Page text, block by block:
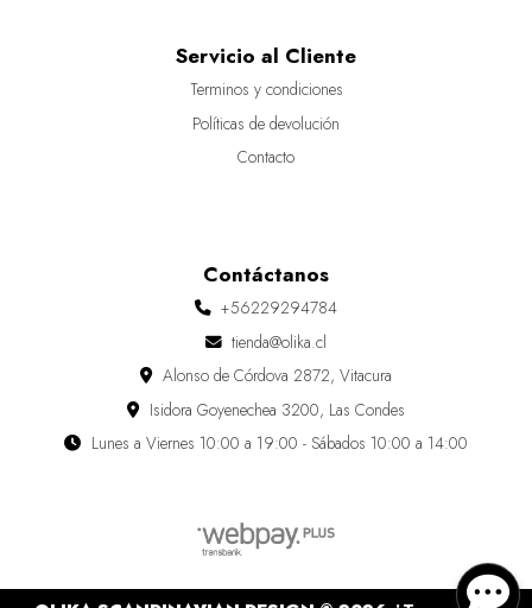
Servicio al Cliente
Terminos y condiciones
Políticas de devolución
Contacto
Contáctanos
+56229294784
tienda@olika.cl
Alonso de Córdova 2872, Vitacura
Isidora Goyenechea 3200, Las Condes
Lunes a Viernes 10:00 a 19:00 - Sábados 10:00 a 14:00